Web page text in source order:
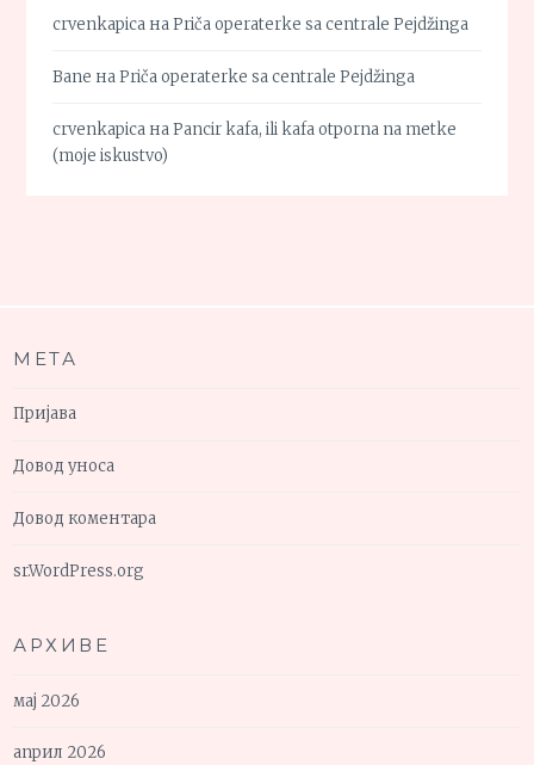
crvenkapica наPriča operaterke sa centrale Pejdžinga
Bane наPriča operaterke sa centrale Pejdžinga
crvenkapica наPancir kafa, ili kafa otporna na metke
(moje iskustvo)
МЕТА
Пријава
Довод уноса
Довод коментара
sr.WordPress.org
АРХИВЕ
мај 2026
април 2026